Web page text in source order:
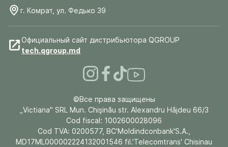
г. Комрат, ул. Федько 39
Официальный сайт дистрибьютора QGROUP
tech.qgroup.md
©Все права защищены
„Victiana" SRL Mun. Chişinău str. Alexandru Hâjdeu 66/3
Cod fiscal: 1002600028096
Cod TVA: 0200577, BC'Moldindconbank'S.A.,
MD17ML000002224132001546 fil.'Telecomtrans' Chisinau